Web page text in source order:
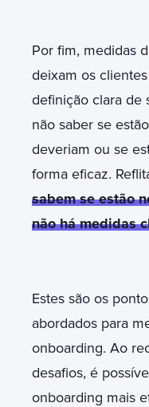
Por fim, medidas
deixam os
definição clara de
não saber se
deveriam ou se
forma eficaz.
sabem se estão
não há medidas
Estes são os
abordados para
onboarding. Ao
desafios, é
onboarding mais